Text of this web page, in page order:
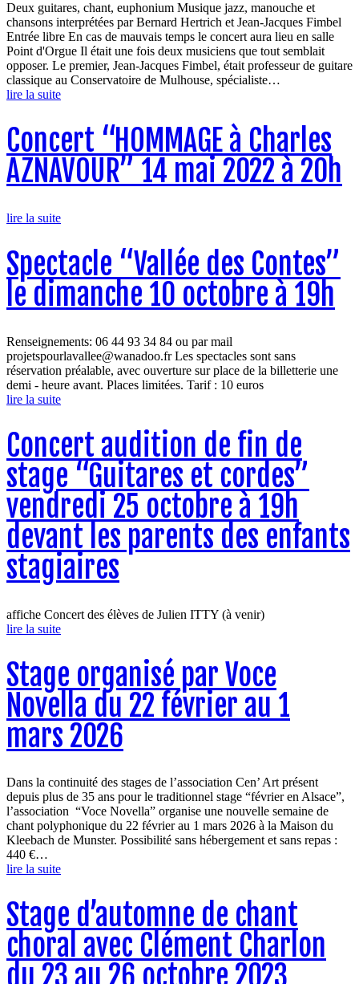
Deux guitares, chant, euphonium Musique jazz, manouche et
chansons interprétées par Bernard Hertrich et Jean-Jacques Fimbel
Entrée libre En cas de mauvais temps le concert aura lieu en salle
Point d'Orgue Il était une fois deux musiciens que tout semblait
opposer. Le premier, Jean-Jacques Fimbel, était professeur de guitare
classique au Conservatoire de Mulhouse, spécialiste…
lire la suite
Concert “HOMMAGE à Charles
AZNAVOUR” 14 mai 2022 à 20h
lire la suite
Spectacle “Vallée des Contes”
le dimanche 10 octobre à 19h
Renseignements: 06 44 93 34 84 ou par mail
projetspourlavallee@wanadoo.fr Les spectacles sont sans
réservation préalable, avec ouverture sur place de la billetterie une
demi - heure avant. Places limitées. Tarif : 10 euros
lire la suite
Concert audition de fin de
stage “Guitares et cordes”
vendredi 25 octobre à 19h
devant les parents des enfants
stagiaires
affiche Concert des élèves de Julien ITTY (à venir)
lire la suite
Stage organisé par Voce
Novella du 22 février au 1
mars 2026
Dans la continuité des stages de l’association Cen’ Art présent
depuis plus de 35 ans pour le traditionnel stage “février en Alsace”,
l’association “Voce Novella” organise une nouvelle semaine de
chant polyphonique du 22 février au 1 mars 2026 à la Maison du
Kleebach de Munster. Possibilité sans hébergement et sans repas :
440 €…
lire la suite
Stage d’automne de chant
choral avec Clément Charlon
du 23 au 26 octobre 2023